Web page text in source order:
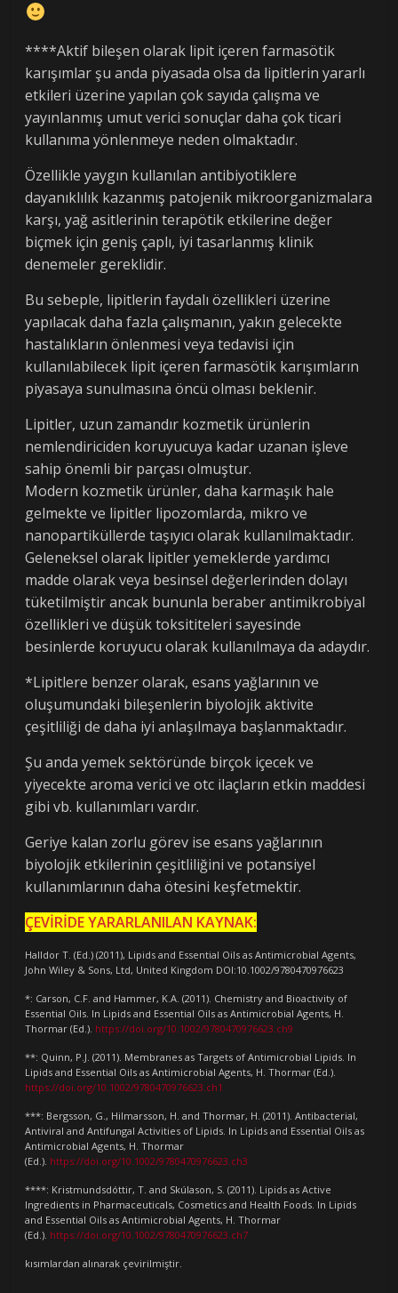
****Aktif bileşen olarak lipit içeren farmasötik
karışımlar şu anda piyasada olsa da lipitlerin yararlı
etkileri üzerine yapılan çok sayıda çalışma ve
yayınlanmış umut verici sonuçlar daha çok ticari
kullanıma yönlenmeye neden olmaktadır.
Özellikle yaygın kullanılan antibiyotiklere
dayanıklılık kazanmış patojenik mikroorganizmalara
karşı, yağ asitlerinin terapötik etkilerine değer
biçmek için geniş çaplı, iyi tasarlanmış klinik
denemeler gereklidir.
Bu sebeple, lipitlerin faydalı özellikleri üzerine
yapılacak daha fazla çalışmanın, yakın gelecekte
hastalıkların önlenmesi veya tedavisi için
kullanılabilecek lipit içeren farmasötik karışımların
piyasaya sunulmasına öncü olması beklenir.
Lipitler, uzun zamandır kozmetik ürünlerin
nemlendiriciden koruyucuya kadar uzanan işleve
sahip önemli bir parçası olmuştur.
Modern kozmetik ürünler, daha karmaşık hale
gelmekte ve lipitler lipozomlarda, mikro ve
nanopartiküllerde taşıyıcı olarak kullanılmaktadır.
Geleneksel olarak lipitler yemeklerde yardımcı
madde olarak veya besinsel değerlerinden dolayı
tüketilmiştir ancak bununla beraber antimikrobiyal
özellikleri ve düşük toksititeleri sayesinde
besinlerde koruyucu olarak kullanılmaya da adaydır.
*Lipitlere benzer olarak, esans yağlarının ve
oluşumundaki bileşenlerin biyolojik aktivite
çeşitliliği de daha iyi anlaşılmaya başlanmaktadır.
Şu anda yemek sektöründe birçok içecek ve
yiyecekte aroma verici ve otc ilaçların etkin maddesi
gibi vb. kullanımları vardır.
Geriye kalan zorlu görev ise esans yağlarının
biyolojik etkilerinin çeşitliliğini ve potansiyel
kullanımlarının daha ötesini keşfetmektir.
ÇEVİRİDE YARARLANILAN KAYNAK:
Halldor T. (Ed.) (2011), Lipids and Essential Oils as Antimicrobial Agents,
John Wiley & Sons, Ltd, United Kingdom DOI:10.1002/9780470976623
*: Carson, C.F. and Hammer, K.A. (2011). Chemistry and Bioactivity of
Essential Oils. In Lipids and Essential Oils as Antimicrobial Agents, H.
Thormar (Ed.). https://doi.org/10.1002/9780470976623.ch9
**: Quinn, P.J. (2011). Membranes as Targets of Antimicrobial Lipids. In
Lipids and Essential Oils as Antimicrobial Agents, H. Thormar (Ed.).
https://doi.org/10.1002/9780470976623.ch1
***: Bergsson, G., Hilmarsson, H. and Thormar, H. (2011). Antibacterial,
Antiviral and Antifungal Activities of Lipids. In Lipids and Essential Oils as
Antimicrobial Agents, H. Thormar
(Ed.). https://doi.org/10.1002/9780470976623.ch3
****: Kristmundsdóttir, T. and Skúlason, S. (2011). Lipids as Active
Ingredients in Pharmaceuticals, Cosmetics and Health Foods. In Lipids
and Essential Oils as Antimicrobial Agents, H. Thormar
(Ed.). https://doi.org/10.1002/9780470976623.ch7
kısımlardan alınarak çevirilmiştir.